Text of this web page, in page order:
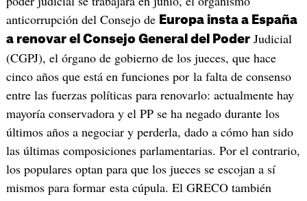
anticorrupción del Consejo de Europa insta a España
a renovar el Consejo General del PoderJudicial
(CGPJ), el órgano de gobierno de los jueces, que hace
cinco años que está en funciones por la falta de consenso
entre las fuerzas políticas para renovarlo: actualmente hay
mayoría conservadora y el PP se ha negado durante los
últimos años a negociar y perderla, dado a cómo han sido
las últimas composiciones parlamentarias. Por el contrario,
los populares optan para que los jueces se escojan a sí
mismos para formar esta cúpula. El GRECO también